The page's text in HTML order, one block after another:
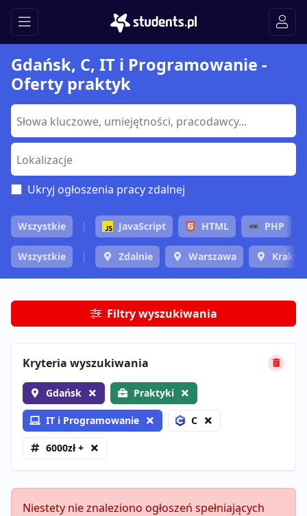
Gdańsk, C, IT i Programowanie -
Oferty praktyk
Ukryj ogłoszenia pracy zdalnej
Wszystkie JavaScript HTML PHP
Wszystkie Zdalnie Warszawa
Filtry wyszukiwania
Kryteria wyszukiwania
Gdańsk Praktyki
IT i Programowanie C
6000zł +
Niestety nie znaleziono ogłoszeń spełniających